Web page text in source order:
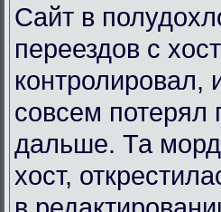
Сайт в
переездов с
контролировал,
совсем потерял
дальше. Та
хост,